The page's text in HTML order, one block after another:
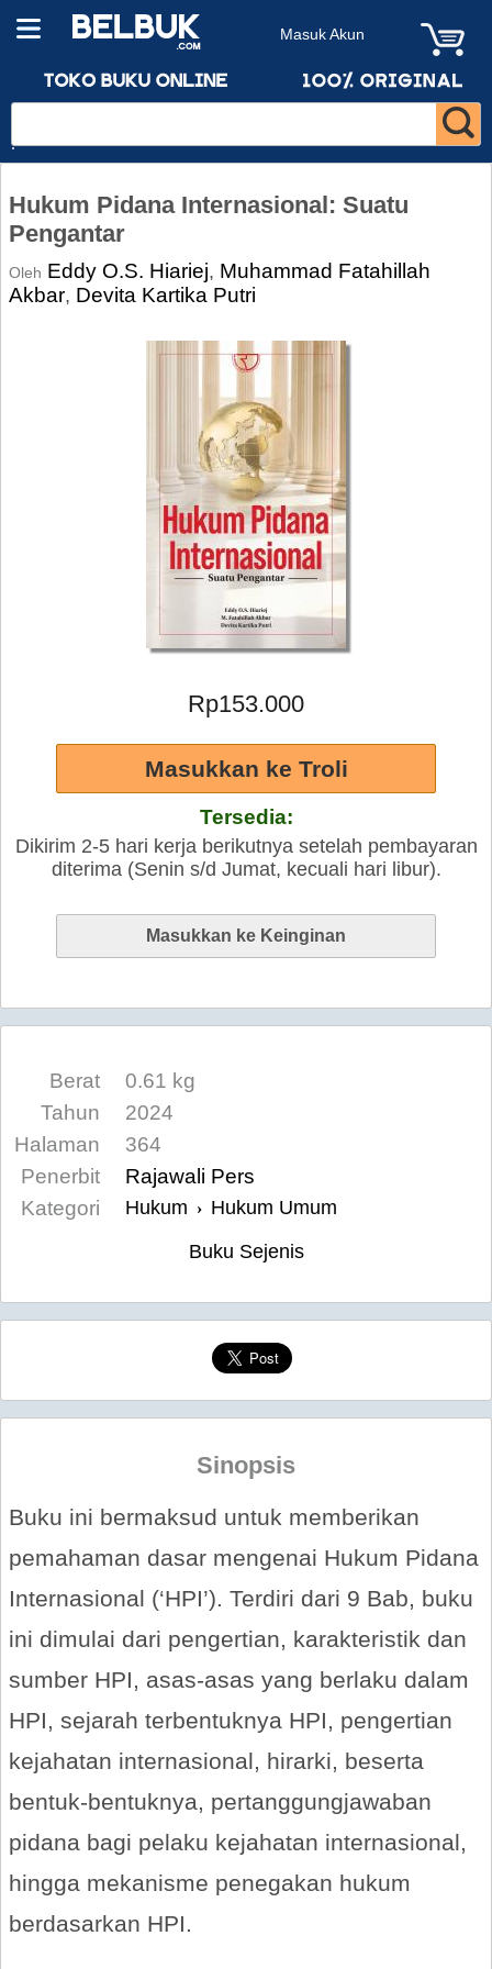
Masuk Akun
Hukum Pidana Internasional: Suatu
Pengantar
Oleh Eddy O.S. Hiariej, Muhammad Fatahillah
Akbar, Devita Kartika Putri
Rp153.000
Tersedia:
Dikirim 2-5 hari kerja berikutnya setelah pembayaran
diterima (Senin s/d Jumat, kecuali hari libur).
Berat
0.61 kg
Tahun
2024
Halaman
364
Penerbit
Rajawali Pers
Kategori
Hukum › Hukum Umum
Buku Sejenis
Sinopsis
Buku ini bermaksud untuk memberikan
pemahaman dasar mengenai Hukum Pidana
Internasional (‘HPI’). Terdiri dari 9 Bab, buku
ini dimulai dari pengertian, karakteristik dan
sumber HPI, asas-asas yang berlaku dalam
HPI, sejarah terbentuknya HPI, pengertian
kejahatan internasional, hirarki, beserta
bentuk-bentuknya, pertanggungjawaban
pidana bagi pelaku kejahatan internasional,
hingga mekanisme penegakan hukum
berdasarkan HPI.